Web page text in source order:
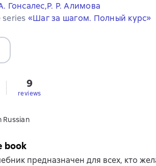
Гонсалес,Р. Р. Алимова
«Шаг за шагом. Полный курс»
9
reviews
Russian
book
предназначен для всех, кто